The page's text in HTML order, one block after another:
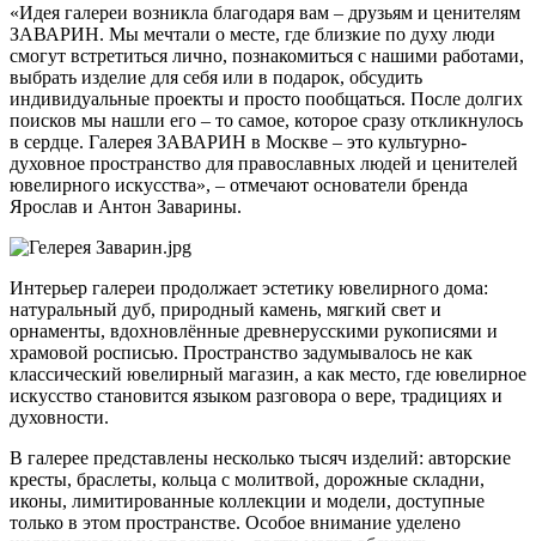
«Идея галереи возникла благодаря вам – друзьям и ценителям
ЗАВАРИН. Мы мечтали о месте, где близкие по духу люди
смогут встретиться лично, познакомиться с нашими работами,
выбрать изделие для себя или в подарок, обсудить
индивидуальные проекты и просто пообщаться. После долгих
поисков мы нашли его – то самое, которое сразу откликнулось
в сердце. Галерея ЗАВАРИН в Москве – это культурно-
духовное пространство для православных людей и ценителей
ювелирного искусства», – отмечают основатели бренда
Ярослав и Антон Заварины.
Интерьер галереи продолжает эстетику ювелирного дома:
натуральный дуб, природный камень, мягкий свет и
орнаменты, вдохновлённые древнерусскими рукописями и
храмовой росписью. Пространство задумывалось не как
классический ювелирный магазин, а как место, где ювелирное
искусство становится языком разговора о вере, традициях и
духовности.
В галерее представлены несколько тысяч изделий: авторские
кресты, браслеты, кольца с молитвой, дорожные складни,
иконы, лимитированные коллекции и модели, доступные
только в этом пространстве. Особое внимание уделено